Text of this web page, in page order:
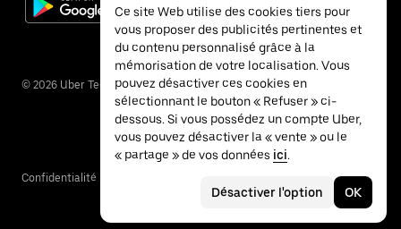
© 2026 Uber Technologies Inc.
Confidentialité
Ce site Web utilise des cookies tiers pour
vous proposer des publicités pertinentes et
du contenu personnalisé grâce à la
mémorisation de votre localisation. Vous
pouvez désactiver ces cookies en
sélectionnant le bouton « Refuser » ci-
dessous. Si vous possédez un compte Uber,
vous pouvez désactiver la « vente » ou le
« partage » de vos données ici.
Désactiver l'option OK